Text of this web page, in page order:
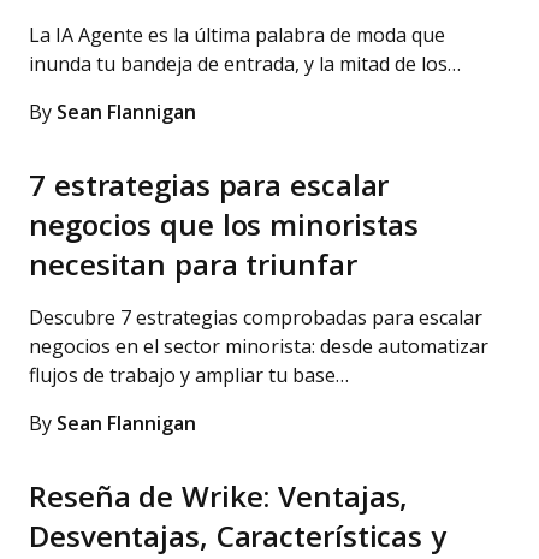
La IA Agente es la última palabra de moda que
inunda tu bandeja de entrada, y la mitad de los…
By Sean Flannigan
7 estrategias para escalar
negocios que los minoristas
necesitan para triunfar
Descubre 7 estrategias comprobadas para escalar
negocios en el sector minorista: desde automatizar
flujos de trabajo y ampliar tu base…
By Sean Flannigan
Reseña de Wrike: Ventajas,
Desventajas, Características y